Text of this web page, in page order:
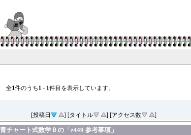
全1件のうち1- 1件目を表示しています。
[投稿日
] [タイトル ] [アクセス数 ]
チャート式数学Ｂの「p449 参考事項」